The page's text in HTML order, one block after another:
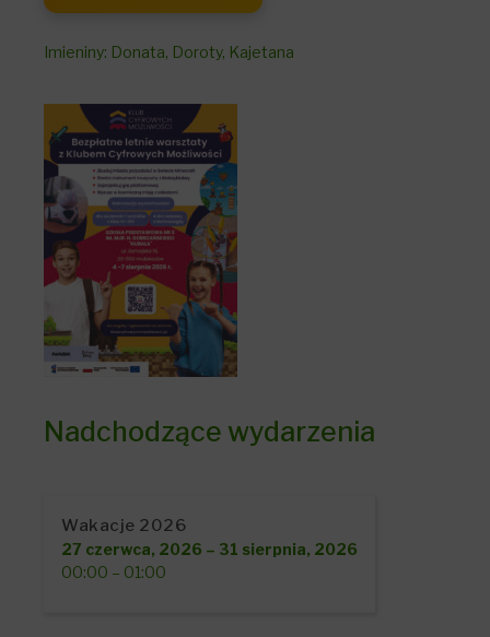
Imieniny: Donata, Doroty, Kajetana
Nadchodzące wydarzenia
Wakacje 2026
27 czerwca, 2026 – 31 sierpnia, 2026
00:00 – 01:00